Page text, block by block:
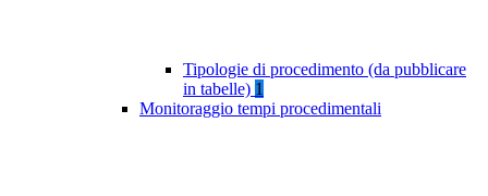
Tipologie di procedimento (da pubblicare
in tabelle) 1
Monitoraggio tempi procedimentali